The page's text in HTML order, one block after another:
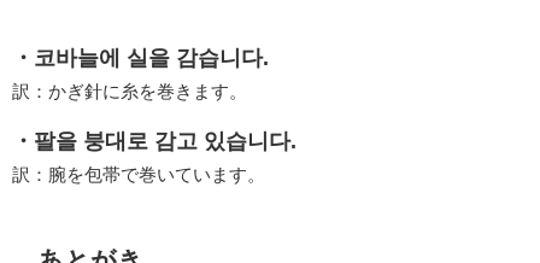
・코바늘에 실을 감습니다.
訳：かぎ針に糸を巻きます。
・팔을 붕대로 감고 있습니다.
訳：腕を包帯で巻いています。